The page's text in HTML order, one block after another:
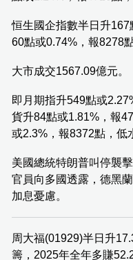
恒生國企指數半日升
60點或0.74%，報8278點
大市成交1567.09億元。
即月期指升549點或
貨升84點或1.81%，報
或2.3%，報8372點，
美國總統特朗普叫停襲
官員向多國透露，德黑
加息憂慮。
周大福(01929)半日升
籌，2025年全年多賺